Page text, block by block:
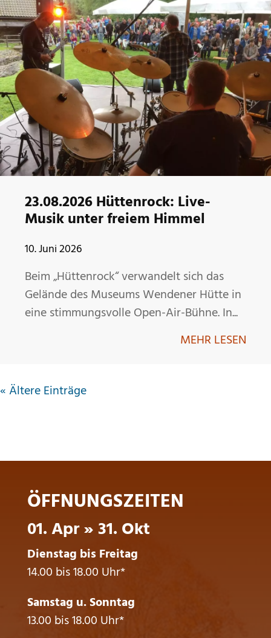
23.08.2026 Hüttenrock: Live-
Musik unter freiem Himmel
10. Juni 2026
Beim „Hüttenrock“ verwandelt sich das
Gelände des Museums Wendener Hütte in
eine stimmungsvolle Open-Air-Bühne. In...
MEHR LESEN
« Ältere Einträge
ÖFFNUNGSZEITEN
01. Apr » 31. Okt
Dienstag bis Freitag
14.00 bis 18.00 Uhr*
Samstag u. Sonntag
13.00 bis 18.00 Uhr*